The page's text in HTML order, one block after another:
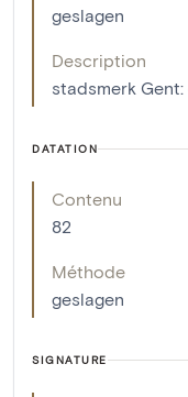
geslagen
Description
stadsmerk
DATATION
Contenu
82
Méthode
geslagen
SIGNATURE